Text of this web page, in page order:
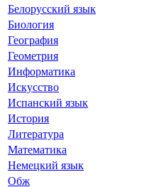
Белорусский язык
Биология
География
Геометрия
Информатика
Искусство
Испанский язык
История
Литература
Математика
Немецкий язык
Обж